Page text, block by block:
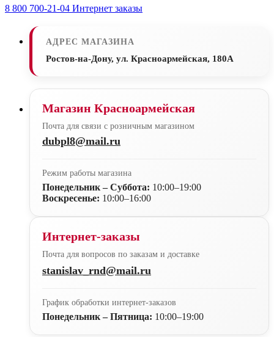
8 800 700-21-04 Интернет заказы
АДРЕС МАГАЗИНА
Ростов-на-Дону, ул. Красноармейская, 180А
Магазин Красноармейская
Почта для связи с розничным магазином
dubpl8@mail.ru
Режим работы магазина
Понедельник – Суббота: 10:00–19:00
Воскресенье: 10:00–16:00
Интернет-заказы
Почта для вопросов по заказам и доставке
stanislav_rnd@mail.ru
График обработки интернет-заказов
Понедельник – Пятница: 10:00–19:00